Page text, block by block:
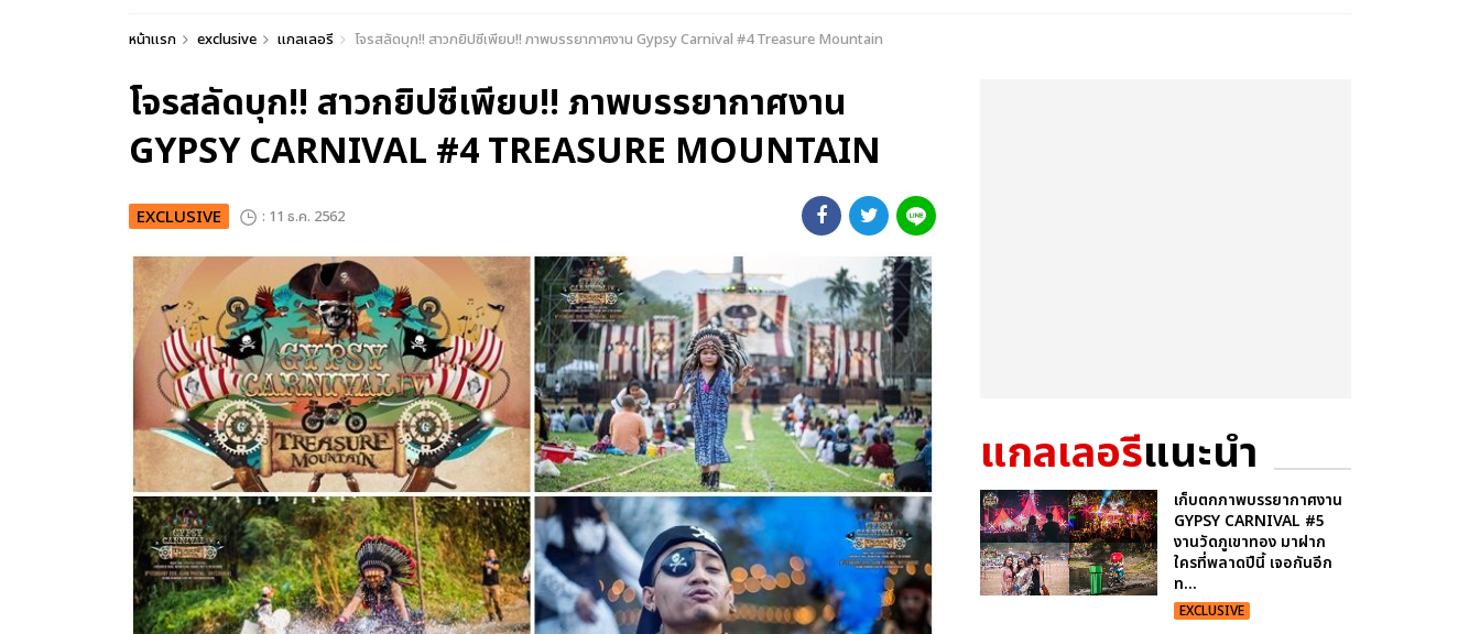
หน้าแรก exclusive แกลเลอรี โจรสลัดบุก!! สาวกยิปซีเพียบ!! ภาพบรรยากาศงาน Gypsy Carnival #4 Treasure Mountain
โจรสลัดบุก!! สาวกยิปซีเพียบ!! ภาพบรรยากาศงาน
GYPSY CARNIVAL #4 TREASURE MOUNTAIN
EXCLUSIVE : 11 ธ.ค. 2562
แกลเลอรีแนะนำ
เก็บตกภาพบรรยากาศงาน
GYPSY CARNIVAL #5
งานวัดภูเขาทอง มาฝาก
ใครที่พลาดปีนี้ เจอกันอีก
ท...
EXCLUSIVE